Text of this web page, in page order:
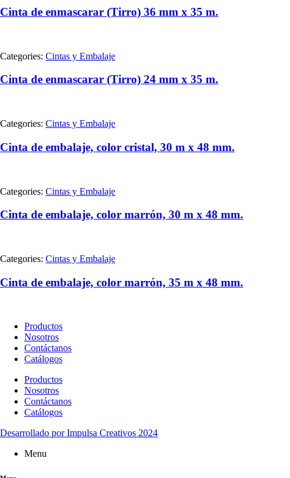
Cinta de enmascarar (Tirro) 36 mm x 35 m.
Categories: Cintas y Embalaje
Cinta de enmascarar (Tirro) 24 mm x 35 m.
Categories: Cintas y Embalaje
Cinta de embalaje, color cristal, 30 m x 48 mm.
Categories: Cintas y Embalaje
Cinta de embalaje, color marrón, 30 m x 48 mm.
Categories: Cintas y Embalaje
Cinta de embalaje, color marrón, 35 m x 48 mm.
Productos
Nosotros
Contáctanos
Catálogos
Productos
Nosotros
Contáctanos
Catálogos
Desarrollado por Impulsa Creativos 2024
Menu